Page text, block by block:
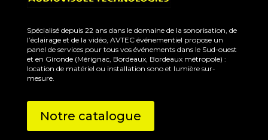
Spécialisé depuis 22 ans dans le domaine de la sonorisation, de
l’éclairage et de la vidéo, AVTEC événementiel propose un
panel de services pour tous vos événements dans le Sud-ouest
et en Gironde (Mérignac, Bordeaux, Bordeaux métropole) :
location de matériel ou installation sono et lumière sur-
mesure.
Notre catalogue